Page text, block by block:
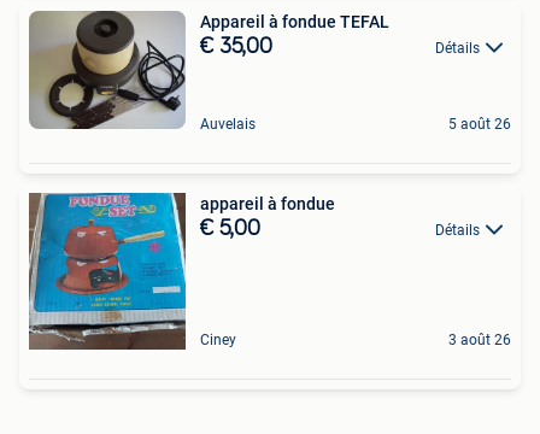
Appareil à fondue TEFAL
€ 35,00 Détails
Auvelais 5 août 26
appareil à fondue
€ 5,00 Détails
Ciney 3 août 26